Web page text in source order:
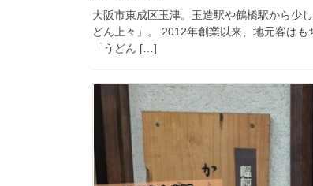
大阪市東成区玉津。玉造駅や鶴橋駅から少
どん上々」。 2012年創業以来、地元客は
「うどん […]